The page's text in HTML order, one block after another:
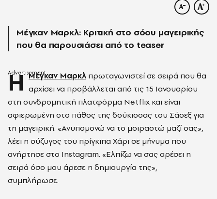
Μέγκαν Μαρκλ: Κριτική στο σόου μαγειρικής
που θα παρουσιάσει από το teaser
H Μέγκαν Μαρκλ πρωταγωνιστεί σε σειρά που θα
αρχίσει να προβάλλεται από τις 15 Ιανουαρίου
στη συνδρομητική πλατφόρμα Netflix και είναι
αφιερωμένη στο πάθος της δούκισσας του Σάσεξ για
τη μαγειρική. «Ανυπομονώ να το μοιραστώ μαζί σας»,
λέει η σύζυγος του πρίγκιπα Χάρι σε μήνυμα που
ανήρτησε στο Instagram. «Ελπίζω να σας αρέσει η
σειρά όσο μου άρεσε η δημιουργία της»,
συμπλήρωσε.